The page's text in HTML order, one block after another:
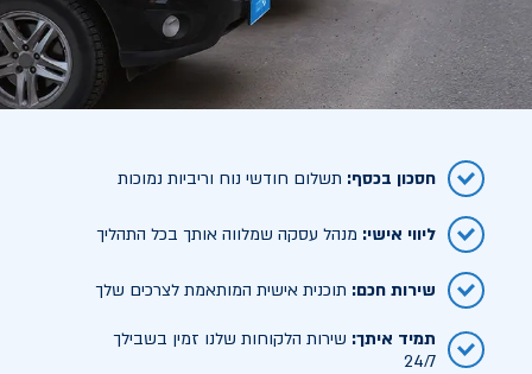
חסכון בכסף: תשלום חודשי נוח וריביות נמוכות
ליווי אישי: מנהל עסקה שמלווה אותך בכל התהליך
שירות חכם: תוכנית אישית המותאמת לצרכים שלך
תמיד איתך: שירות הלקוחות שלנו זמין בשבילך
24/7